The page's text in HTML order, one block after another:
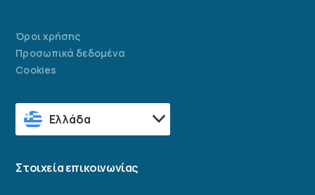
Όροι χρήσης
Προσωπικά δεδομένα
Cookies
Ελλάδα
Στοιχεία επικοινωνίας